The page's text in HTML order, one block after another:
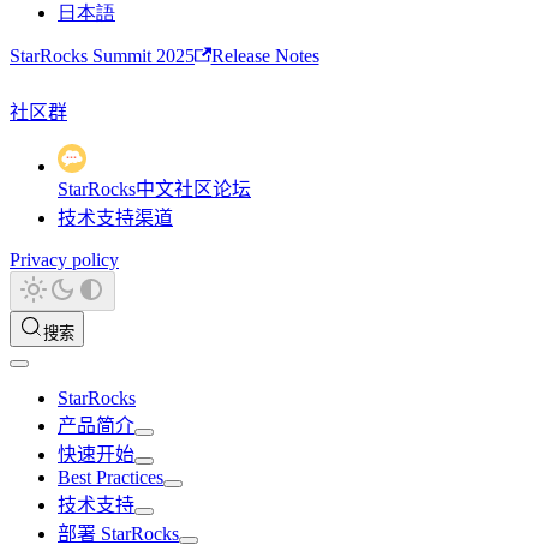
日本語
StarRocks Summit 2025 Release Notes
社区群
StarRocks中文社区论坛
技术支持渠道
Privacy policy
搜索
StarRocks
产品简介
快速开始
Best Practices
技术支持
部署 StarRocks